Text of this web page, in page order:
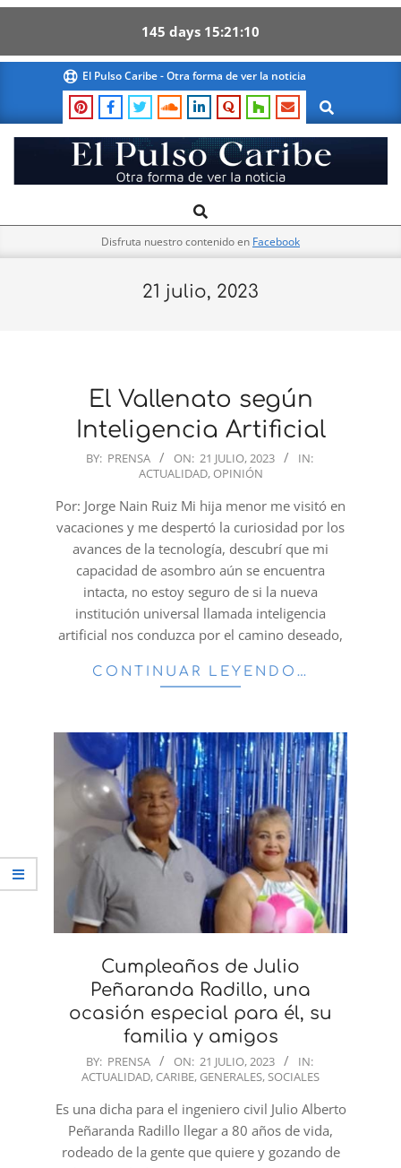
145 days 15 21 10
content
El Pulso Caribe - Otra forma de ver la noticia
Search
El
Pulso
Navigation
Search
Disfruta nuestro contenido en Facebook
21 julio, 2023
El Vallenato según
Inteligencia Artificial
2023-
21
BY: PRENSA ON: 21 JULIO, 2023
IN:
ACTUALIDAD, OPINIÓN
Por: Jorge Nain Ruiz Mi hija menor me visitó en
vacaciones y me despertó la curiosidad por los
avances de la tecnología, descubrí que mi
capacidad de asombro aún se encuentra
intacta, no estoy seguro de si la nueva
institución universal llamada inteligencia
artificial nos conduzca por el camino deseado,
CONTINUAR LEYENDO…
Cumpleaños de Julio
Peñaranda Radillo, una
ocasión especial para él, su
familia y amigos
2023-
21
BY: PRENSA ON: 21 JULIO, 2023
IN:
ACTUALIDAD, CARIBE, GENERALES,SOCIALES
Es una dicha para el ingeniero civil Julio Alberto
Peñaranda Radillo llegar a 80 años de vida,
rodeado de la gente que quiere y gozando de